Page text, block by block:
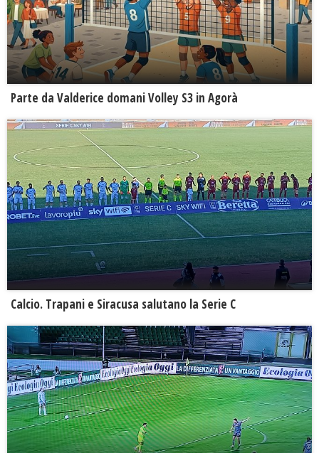
Parte da Valderice domani Volley S3 in Agorà
Calcio. Trapani e Siracusa salutano la Serie C